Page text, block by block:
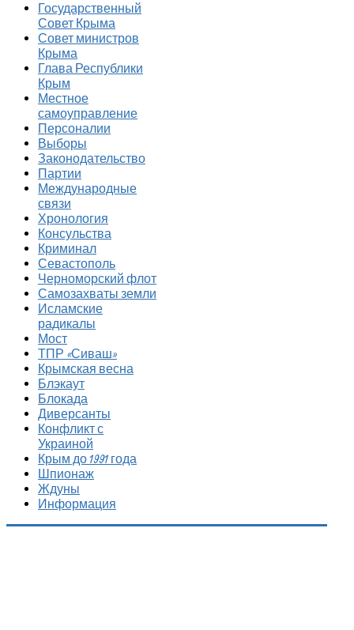
Государственный
Совет Крыма
Совет министров
Крыма
Глава Республики
Крым
Местное
самоуправление
Персоналии
Выборы
Законодательство
Партии
Международные
связи
Хронология
Консульства
Криминал
Севастополь
Черноморский флот
Самозахваты земли
Исламские
радикалы
Мост
ТПР «Сиваш»
Крымская весна
Блэкаут
Блокада
Диверсанты
Конфликт с
Украиной
Крым до 1991 года
Шпионаж
Ждуны
Информация